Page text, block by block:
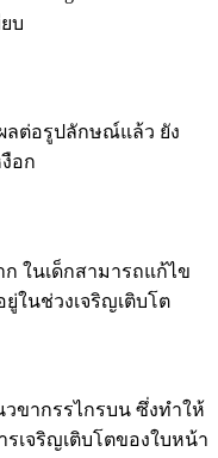
บ
ลต่อรูปลักษณ์แล้ว ยัง
อก
ในเด็กสามารถแก้ไข
ในช่วงเจริญเติบโต
ขากรรไกรบน ซึ่งทำให้
เจริญเติบโตของใบหน้า